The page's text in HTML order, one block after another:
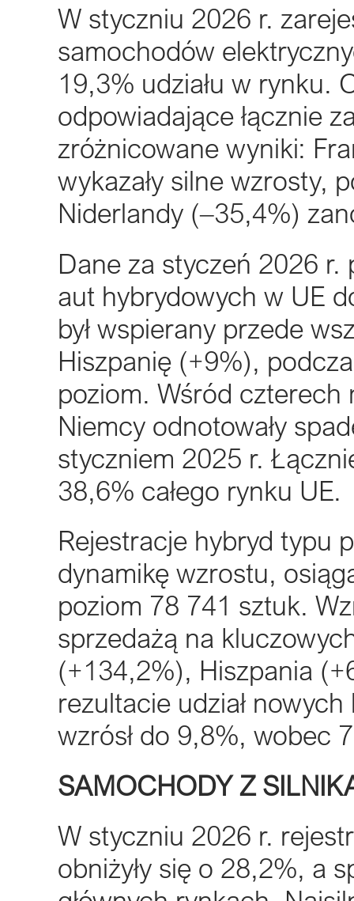
W styczniu 2026 r.
samochodów
19,3% udziału w rynku.
odpowiadające łącznie
zróżnicowane wyniki:
wykazały silne wzrosty,
Niderlandy (–35,4%)
Dane za styczeń 2026
aut hybrydowych w UE
był wspierany przede
Hiszpanię (+9%),
poziom. Wśród czterech
Niemcy odnotowały
styczniem 2025 r.
38,6% całego rynku UE.
Rejestracje hybryd typu
dynamikę wzrostu,
poziom 78 741 sztuk.
sprzedażą na
(+134,2%), Hiszpania
rezultacie udział
wzrósł do 9,8%, wobec
SAMOCHODY Z
W styczniu 2026 r.
obniżyły się o 28,2%, a